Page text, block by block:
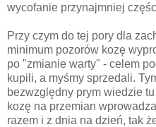
wycofanie przynajmniej
Przy czym do tej pory dla
minimum pozorów kozę
po "zmianie warty" - celem
kupili, a myśmy sprzedali.
bezwzględny prym wiedzie
kozę na przemian
razem i z dnia na dzień, tak